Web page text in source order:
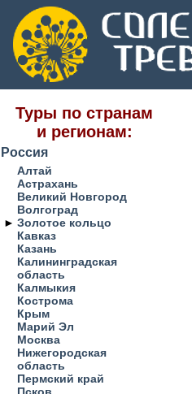
Туры по странам
и регионам:
Россия
Алтай
Астрахань
Великий Новгород
Волгоград
► Золотое кольцо
Кавказ
Казань
Калининградская
область
Калмыкия
Кострома
Крым
Марий Эл
Москва
Нижегородская
область
Пермский край